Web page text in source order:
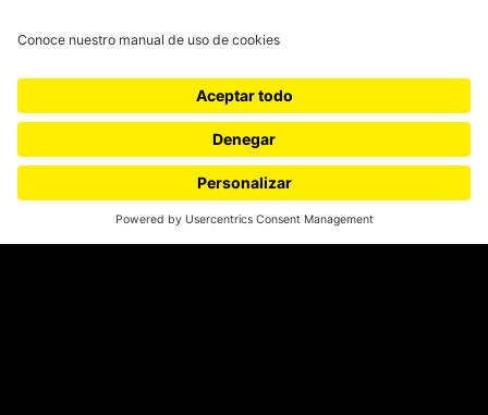
Medio ambiente
Medios y periodismo
Ciudad
¿Quiénes somos?